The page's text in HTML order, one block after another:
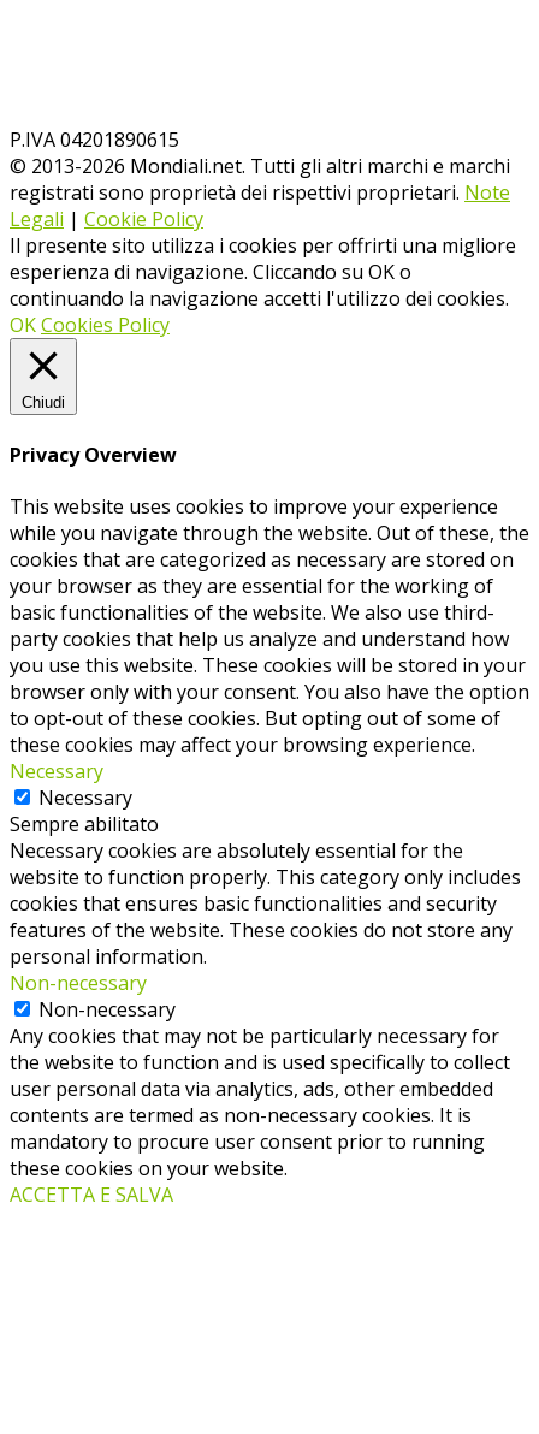
P.IVA 04201890615
© 2013-2026 Mondiali.net. Tutti gli altri marchi e marchi
registrati sono proprietà dei rispettivi proprietari. Note
Legali | Cookie Policy
Il presente sito utilizza i cookies per offrirti una migliore
esperienza di navigazione. Cliccando su OK o
continuando la navigazione accetti l'utilizzo dei cookies.
OKCookies Policy
Chiudi
Privacy Overview
This website uses cookies to improve your experience
while you navigate through the website. Out of these, the
cookies that are categorized as necessary are stored on
your browser as they are essential for the working of
basic functionalities of the website. We also use third-
party cookies that help us analyze and understand how
you use this website. These cookies will be stored in your
browser only with your consent. You also have the option
to opt-out of these cookies. But opting out of some of
these cookies may affect your browsing experience.
Necessary
Necessary
Sempre abilitato
Necessary cookies are absolutely essential for the
website to function properly. This category only includes
cookies that ensures basic functionalities and security
features of the website. These cookies do not store any
personal information.
Non-necessary
Non-necessary
Any cookies that may not be particularly necessary for
the website to function and is used specifically to collect
user personal data via analytics, ads, other embedded
contents are termed as non-necessary cookies. It is
mandatory to procure user consent prior to running
these cookies on your website.
ACCETTA E SALVA